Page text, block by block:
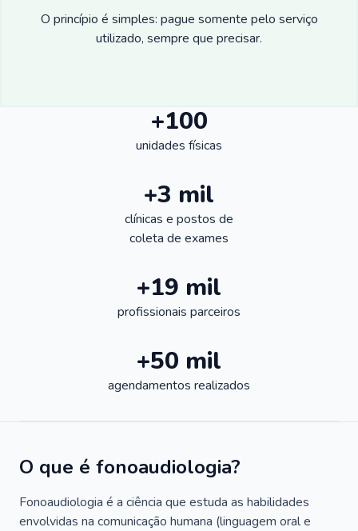
O princípio é simples: pague somente pelo serviço
utilizado, sempre que precisar.
+100
unidades físicas
+3 mil
clínicas e postos de
coleta de exames
+19 mil
profissionais parceiros
+50 mil
agendamentos realizados
O que é fonoaudiologia?
Fonoaudiologia é a ciência que estuda as habilidades
envolvidas na comunicação humana (linguagem oral e